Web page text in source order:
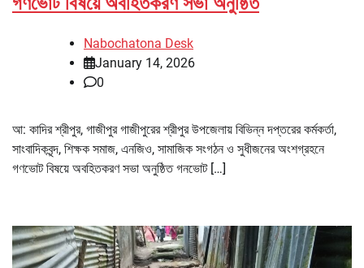
Nabochatona Desk
January 14, 2026
0
আ: কাদির শ্রীপুর, গাজীপুর গাজীপুরের শ্রীপুর উপজেলায় বিভিন্ন দপ্তরের কর্মকর্তা,
সাংবাদিকবৃন্দ, শিক্ষক সমাজ, এনজিও, সামাজিক সংগঠন ও সুধীজনের অংশগ্রহনে
গণভোট বিষয়ে অবহিতকরণ সভা অনুষ্ঠিত গনভোট […]